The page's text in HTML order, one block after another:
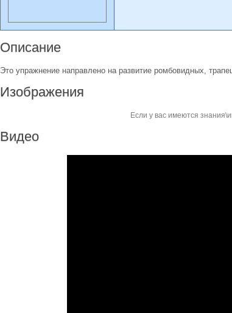
Описание
Это упражнение направлено на развитие ромбовидных,
Изображения
Если у вас имеются
Видео